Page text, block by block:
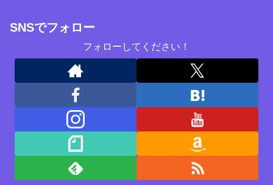
SNSでフォロー
フォローしてください！